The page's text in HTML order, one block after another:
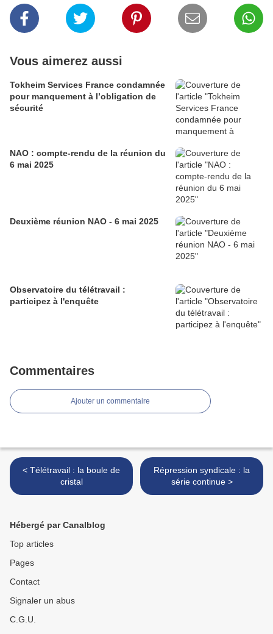
Vous aimerez aussi
Tokheim Services France condamnée
pour manquement à l’obligation de
sécurité
NAO : compte-rendu de la réunion du
6 mai 2025
Deuxième réunion NAO - 6 mai 2025
Observatoire du télétravail :
participez à l'enquête
Commentaires
Ajouter un commentaire
< Télétravail : la boule de
cristal
Répression syndicale : la
série continue >
Hébergé par Canalblog
Top articles
Pages
Contact
Signaler un abus
C.G.U.